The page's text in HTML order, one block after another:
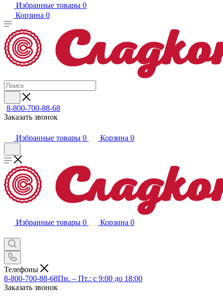
Избранные товары 0
Корзина 0
8-800-700-88-68
Заказать звонок
Избранные товары 0 Корзина 0
Избранные товары 0 Корзина 0
Телефоны
8-800-700-88-68Пн. – Пт.: с 9:00 до 18:00
Заказать звонок